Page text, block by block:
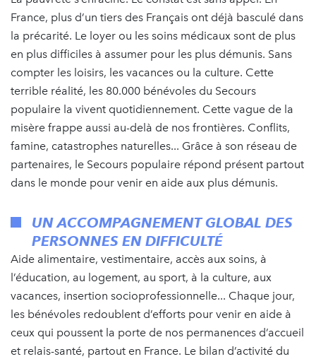
France, plus d’un tiers des Français ont déjà basculé dans
la précarité. Le loyer ou les soins médicaux sont de plus
en plus difficiles à assumer pour les plus démunis. Sans
compter les loisirs, les vacances ou la culture. Cette
terrible réalité, les 80.000 bénévoles du Secours
populaire la vivent quotidiennement. Cette vague de la
misère frappe aussi au-delà de nos frontières. Conflits,
famine, catastrophes naturelles... Grâce à son réseau de
partenaires, le Secours populaire répond présent partout
dans le monde pour venir en aide aux plus démunis.
UN ACCOMPAGNEMENT GLOBAL DES
PERSONNES EN DIFFICULTÉ
Aide alimentaire, vestimentaire, accès aux soins, à
l’éducation, au logement, au sport, à la culture, aux
vacances, insertion socioprofessionnelle... Chaque jour,
les bénévoles redoublent d’efforts pour venir en aide à
ceux qui poussent la porte de nos permanences d’accueil
et relais-santé, partout en France. Le bilan d’activité du